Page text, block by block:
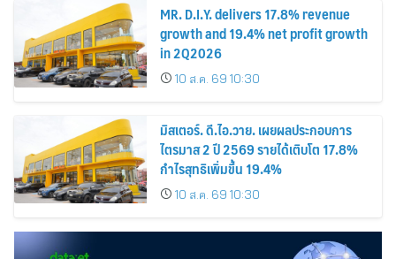
MR. D.I.Y. delivers 17.8% revenue
growth and 19.4% net profit growth
in 2Q2026
10 ส.ค. 69 10:30
มิสเตอร์. ดี.ไอ.วาย. เผยผลประกอบการ
ไตรมาส 2 ปี 2569 รายได้เติบโต 17.8%
กำไรสุทธิเพิ่มขึ้น 19.4%
10 ส.ค. 69 10:30